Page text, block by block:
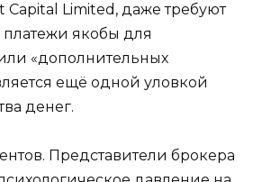
Limited, даже требуют
якобы для
«дополнительных
ещё одной уловкой
денег.
Представители брокера